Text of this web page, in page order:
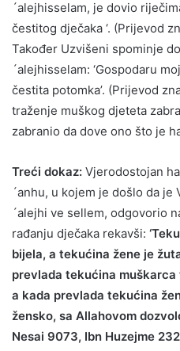
´alejhisselam, je dovio
čestitog dječaka ‘. (Prijevod
Također Uzvišeni spominje
´alejhisselam: ‘Gospodaru
čestita potomka’. (Prijevod
traženje muškog djeteta
zabranio da dove ono što je
Treći dokaz: Vjerodostojan
´anhu, u kojem je došlo da
´alejhi ve sellem, odgovorio
rađanju dječaka rekavši:
bijela, a tekućina žene je
prevlada tekućina
a kada prevlada tekućina
žensko, sa Allahovom
Nesai 9073, Ibn Huzejme